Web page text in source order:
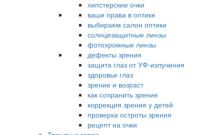
хипстерские очки
ваши права в оптике
выбираем салон оптики
солнцезащитные линзы
фотохромные линзы
дефекты зрения
защита глаз от УФ-излучения
здоровье глаз
зрение и возраст
как сохранить зрение
коррекция зрения у детей
проверка остроты зрения
рецепт на очки